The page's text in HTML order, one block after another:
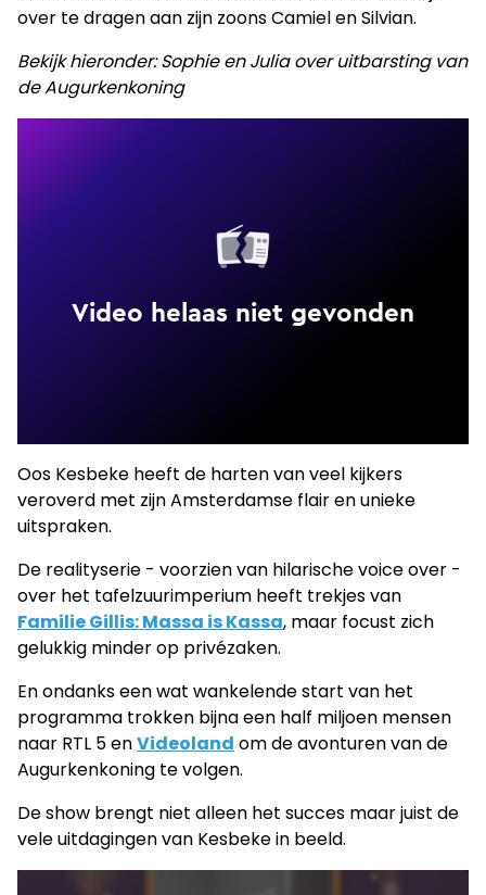
over te dragen aan zijn zoons Camiel en Silvian.
Bekijk hieronder: Sophie en Julia over uitbarsting van
de Augurkenkoning
Oos Kesbeke heeft de harten van veel kijkers
veroverd met zijn Amsterdamse flair en unieke
uitspraken.
De realityserie - voorzien van hilarische voice over -
over het tafelzuurimperium heeft trekjes van
Familie Gillis: Massa is Kassa, maar focust zich
gelukkig minder op privézaken.
En ondanks een wat wankelende start van het
programma trokken bijna een half miljoen mensen
naar RTL 5 enVideoland om de avonturen van de
Augurkenkoning te volgen.
De show brengt niet alleen het succes maar juist de
vele uitdagingen van Kesbeke in beeld.